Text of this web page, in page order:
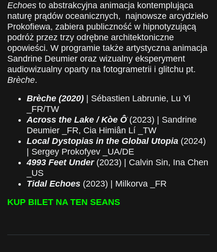
Echoes to abstrakcyjna animacja kontemplująca
naturę prądów oceanicznych, najnowsze arcydzieło
Prokofiewa, zabiera publiczność w hipnotyzującą
podróż przez trzy odrębne architektoniczne
opowieści. W programie także artystyczna animacja
Sandrine Deumier oraz wizualny eksperyment
audiowizualny oparty na fotogrametrii i glitchu pt.
Brèche.
Brèche (2020) | Sébastien Labrunie, Lu Yi
_FR/TW
Across the Lake / Kòe Ô͘ (2023) | Sandrine
Deumier _FR, Cia Himiân Lí _TW
Local Dystopias in the Global Utopia (2024)
| Sergey Prokofyev _UA/DE
4993 Feet Under(2023) | Calvin Sin, Ina Chen
_US
Tidal Echoes (2023) | Milkorva _FR
KUP BILET NA TEN SEANS